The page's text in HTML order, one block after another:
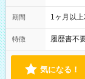
期間 1ヶ月以
特徴 履歴書不
気になる！